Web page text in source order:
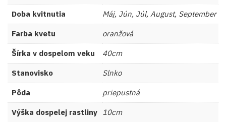
Doba kvitnutia Máj, Jún, Júl, August, September
Farba kvetu oranžová
Šírka v dospelom veku 40cm
Stanovisko Slnko
Pôda priepustná
Výška dospelej rastliny 10cm